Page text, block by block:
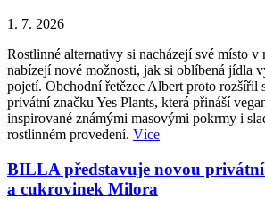
1. 7. 2026
Rostlinné alternativy si nacházejí své místo
nabízejí nové možnosti, jak si oblíbená jídla
pojetí. Obchodní řetězec Albert proto rozšířil
privátní značku Yes Plants, která přináší
inspirované známými masovými pokrmy i
rostlinném provedení. Více
BILLA představuje novou
a cukrovinek Milora